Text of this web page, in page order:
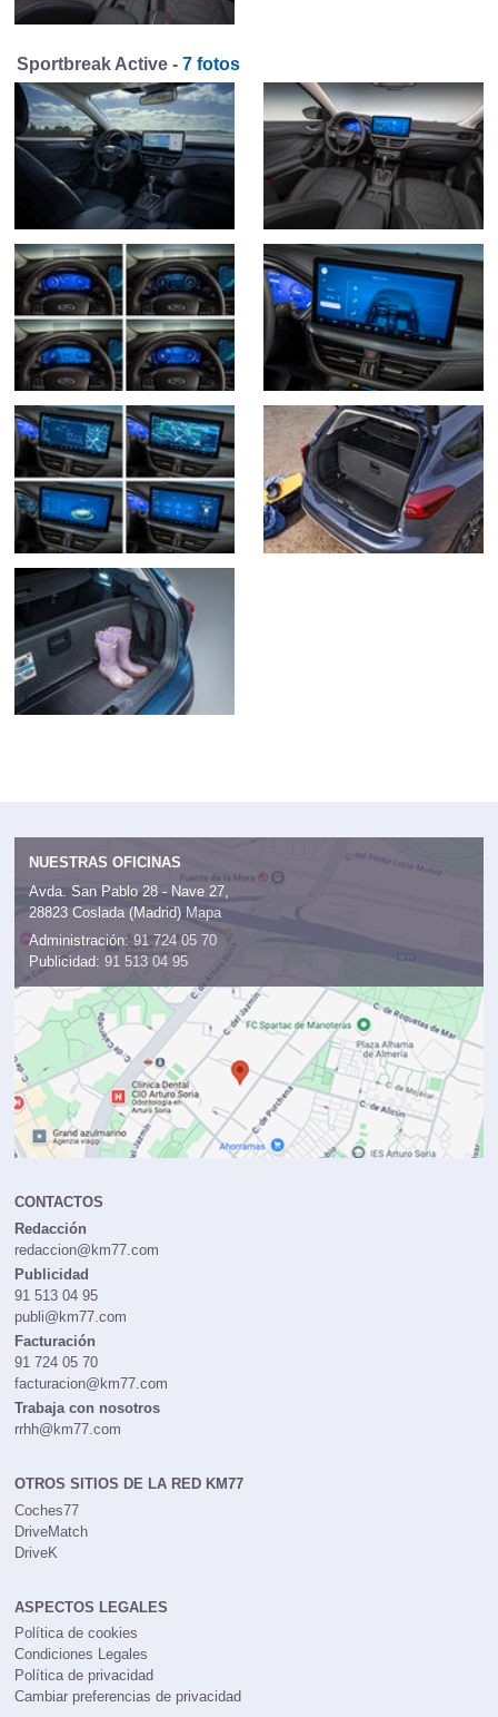
Sportbreak Active - 7 fotos
NUESTRAS OFICINAS
Avda. San Pablo 28 - Nave 27,
28823 Coslada (Madrid) Mapa
Administración: 91 724 05 70
Publicidad: 91 513 04 95
CONTACTOS
Redacción
redaccion@km77.com
Publicidad
91 513 04 95
publi@km77.com
Facturación
91 724 05 70
facturacion@km77.com
Trabaja con nosotros
rrhh@km77.com
OTROS SITIOS DE LA RED KM77
Coches77
DriveMatch
DriveK
ASPECTOS LEGALES
Política de cookies
Condiciones Legales
Política de privacidad
Cambiar preferencias de privacidad